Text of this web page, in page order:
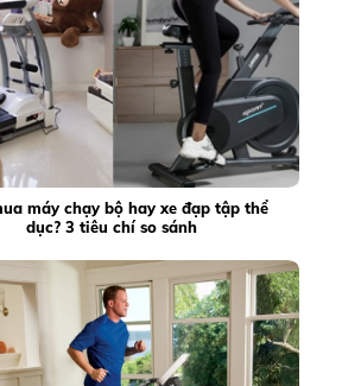
máy chạy bộ hay xe đạp tập thể
dục? 3 tiêu chí so sánh